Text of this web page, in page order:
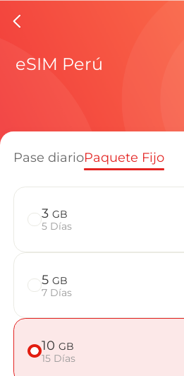
eSIM Perú
Pase diarioPaquete Fijo
3 GB
5 Días
5 GB
7 Días
10 GB
15 Días